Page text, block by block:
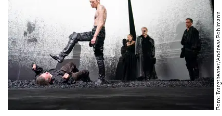
Foto: Burgtheater/Andreas Pohlmann